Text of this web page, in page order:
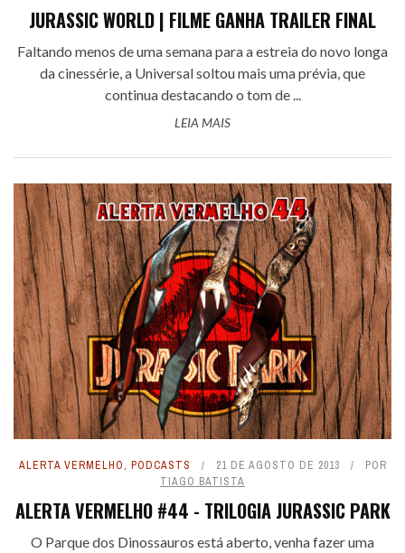
JURASSIC WORLD | FILME GANHA TRAILER FINAL
Faltando menos de uma semana para a estreia do novo longa
da cinessérie, a Universal soltou mais uma prévia, que
continua destacando o tom de ...
LEIA MAIS
ALERTA VERMELHO, PODCASTS 21 DE AGOSTO DE 2013
POR
TIAGO BATISTA
ALERTA VERMELHO #44 - TRILOGIA JURASSIC PARK
O Parque dos Dinossauros está aberto, venha fazer uma